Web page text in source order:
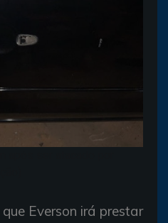
Everson irá prestar